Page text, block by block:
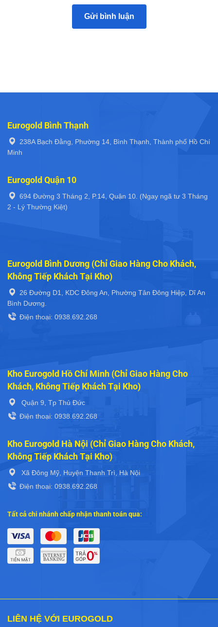
Eurogold Bình Thạnh
238A Bạch Đằng, Phường 14, Bình Thạnh, Thành phố Hồ Chí
Minh
Eurogold Quận 10
694 Đường 3 Tháng 2, P.14, Quận 10. (Ngay ngã tư 3 Tháng
2 - Lý Thường Kiệt)
Eurogold Bình Dương (Chỉ Giao Hàng Cho Khách,
Không Tiếp Khách Tại Kho)
26 Đường D1, KDC Đông An, Phường Tân Đông Hiệp, Dĩ An
Bình Dương.
Điện thoại: 0938.692.268
Kho Eurogold Hồ Chí Minh (Chỉ Giao Hàng Cho
Khách, Không Tiếp Khách Tại Kho)
Quận 9, Tp Thủ Đức
Điện thoại: 0938.692.268
Kho Eurogold Hà Nội (Chỉ Giao Hàng Cho Khách,
Không Tiếp Khách Tại Kho)
Xã Đông Mỹ, Huyện Thanh Trì, Hà Nội
Điện thoại: 0938.692.268
Tất cả chi nhánh chấp nhận thanh toán qua:
LIÊN HỆ VỚI EUROGOLD